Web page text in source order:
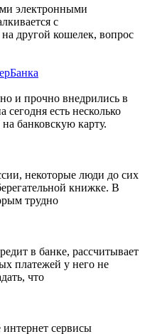
электронными
с
другой кошелек, вопрос
и прочно внедрились в
есть несколько
банковскую карту.
некоторые люди до сих
книжке. В
трудно
в банке, рассчитывает
платежей у него не
что
сервисы